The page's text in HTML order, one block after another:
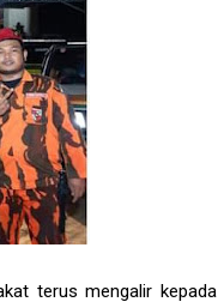
terus mengalir kepada